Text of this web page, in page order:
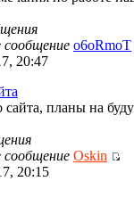
сообщение o6oRmoT
20:47
планы на
сообщение Oskin
20:15